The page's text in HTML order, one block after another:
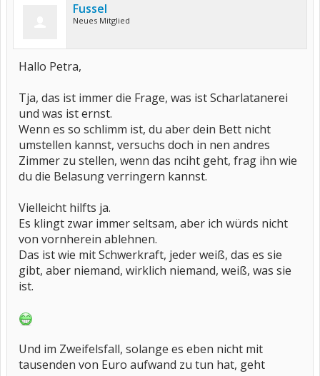
Fussel
Neues Mitglied
Hallo Petra,
Tja, das ist immer die Frage, was ist Scharlatanerei
und was ist ernst.
Wenn es so schlimm ist, du aber dein Bett nicht
umstellen kannst, versuchs doch in nen andres
Zimmer zu stellen, wenn das nciht geht, frag ihn wie
du die Belasung verringern kannst.
Vielleicht hilfts ja.
Es klingt zwar immer seltsam, aber ich würds nicht
von vornherein ablehnen.
Das ist wie mit Schwerkraft, jeder weiß, das es sie
gibt, aber niemand, wirklich niemand, weiß, was sie
ist.
Und im Zweifelsfall, solange es eben nicht mit
tausenden von Euro aufwand zu tun hat, geht